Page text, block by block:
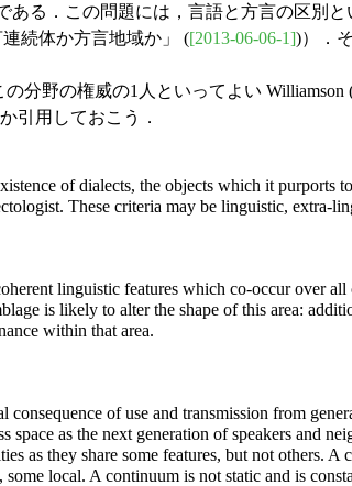
る．この問題には，言語と方言の区別
連続体か方言地域か」 ([2013-06-06-1])）．
分野の権威の1人といってよい
引用しておこう．
of dialects, the objects which it purports
These criteria may be linguistic, extra-
linguistic features which co-occur over
is likely to alter the shape of this area:
within that area.
of use and transmission from
as the next generation of speakers and
as they share some features, but not others.
local. A continuum is not static and is